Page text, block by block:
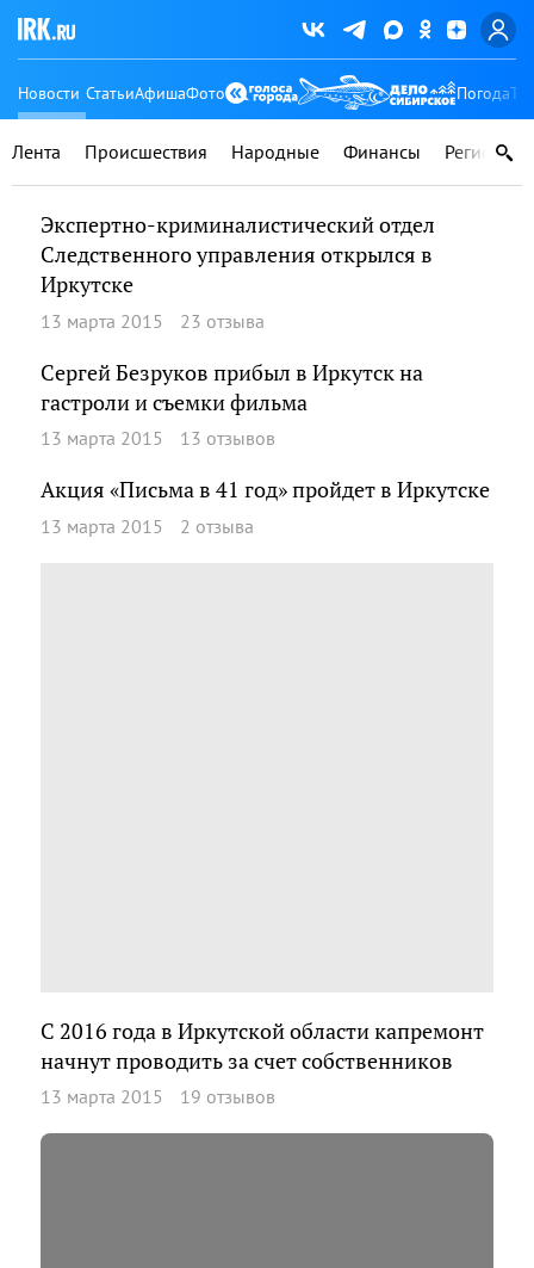
Новости СтатьиАфишаФото Погода
Лента Происшествия Народные Финансы Регионы
Экспертно-криминалистический отдел
Следственного управления открылся в
Иркутске
13 марта 2015 23 отзыва
Сергей Безруков прибыл в Иркутск на
гастроли и съемки фильма
13 марта 2015 13 отзывов
Акция «Письма в 41 год» пройдет в Иркутске
13 марта 2015 2 отзыва
С 2016 года в Иркутской области капремонт
начнут проводить за счет собственников
13 марта 2015 19 отзывов